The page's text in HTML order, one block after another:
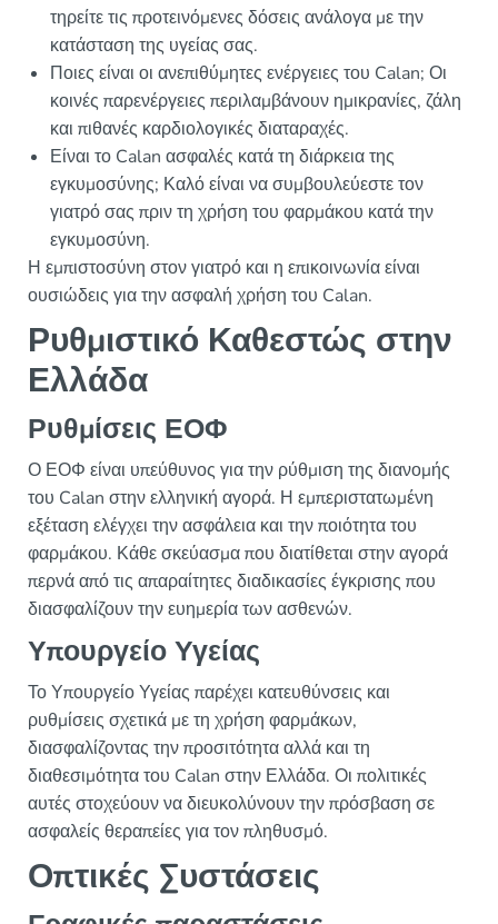
τηρείτε τις προτεινόμενες δόσεις ανάλογα με την
κατάσταση της υγείας σας.
Ποιες είναι οι ανεπιθύμητες ενέργειες του Calan; Οι
κοινές παρενέργειες περιλαμβάνουν ημικρανίες, ζάλη
και πιθανές καρδιολογικές διαταραχές.
Είναι το Calan ασφαλές κατά τη διάρκεια της
εγκυμοσύνης; Καλό είναι να συμβουλεύεστε τον
γιατρό σας πριν τη χρήση του φαρμάκου κατά την
εγκυμοσύνη.
Η εμπιστοσύνη στον γιατρό και η επικοινωνία είναι
ουσιώδεις για την ασφαλή χρήση του Calan.
Ρυθμιστικό Καθεστώς στην
Ελλάδα
Ρυθμίσεις ΕΟΦ
Ο ΕΟΦ είναι υπεύθυνος για την ρύθμιση της διανομής
του Calan στην ελληνική αγορά. Η εμπεριστατωμένη
εξέταση ελέγχει την ασφάλεια και την ποιότητα του
φαρμάκου. Κάθε σκεύασμα που διατίθεται στην αγορά
περνά από τις απαραίτητες διαδικασίες έγκρισης που
διασφαλίζουν την ευημερία των ασθενών.
Υπουργείο Υγείας
Το Υπουργείο Υγείας παρέχει κατευθύνσεις και
ρυθμίσεις σχετικά με τη χρήση φαρμάκων,
διασφαλίζοντας την προσιτότητα αλλά και τη
διαθεσιμότητα του Calan στην Ελλάδα. Οι πολιτικές
αυτές στοχεύουν να διευκολύνουν την πρόσβαση σε
ασφαλείς θεραπείες για τον πληθυσμό.
Οπτικές Συστάσεις